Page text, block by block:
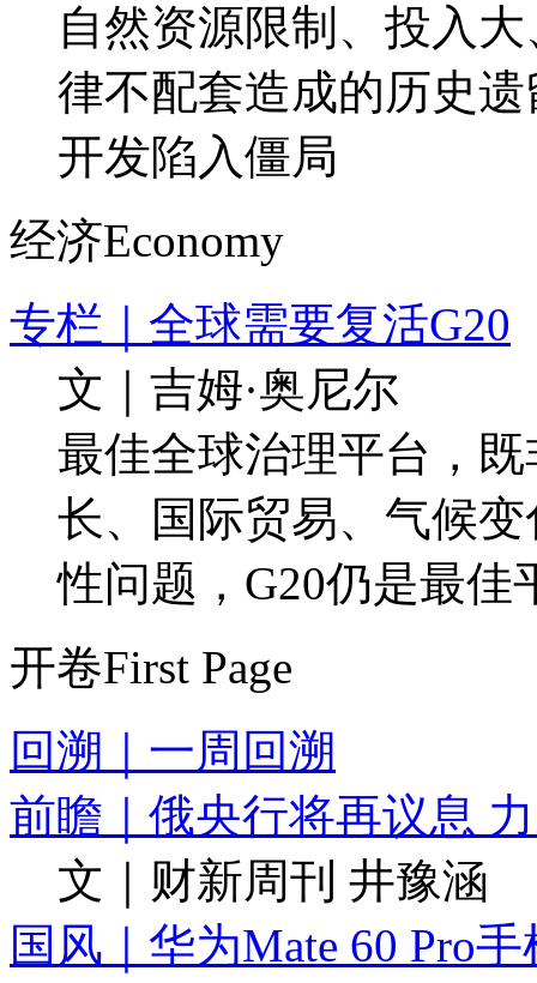
自然资源限制、投入
律不配套造成的历史
开发陷入僵局
经济Economy
专栏｜全球需要复活G20
文｜吉姆·奥尼尔
最佳全球治理平台，
长、国际贸易、气候
性问题，G20仍是最佳
开卷First Page
回溯｜一周回溯
前瞻｜俄央行将再议息
文｜财新周刊 井豫涵
国风｜华为Mate 60 Pro